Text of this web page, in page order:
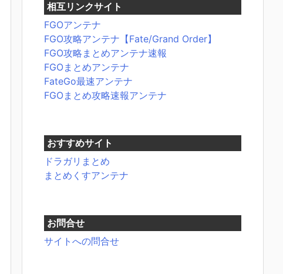
相互リンクサイト
FGOアンテナ
FGO攻略アンテナ【Fate/Grand Order】
FGO攻略まとめアンテナ速報
FGOまとめアンテナ
FateGo最速アンテナ
FGOまとめ攻略速報アンテナ
おすすめサイト
ドラガリまとめ
まとめくすアンテナ
お問合せ
サイトへの問合せ